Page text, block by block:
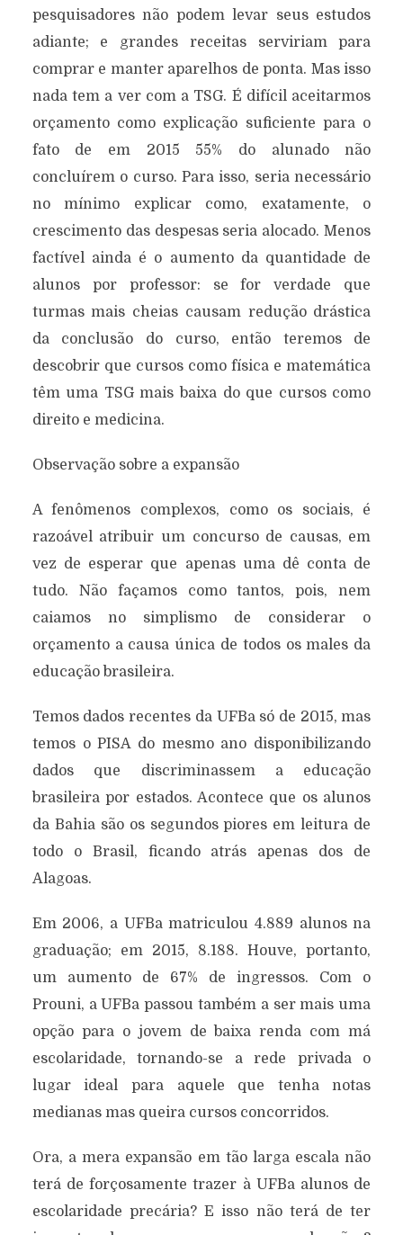
pesquisadores não podem levar seus estudos
adiante; e grandes receitas serviriam para
comprar e manter aparelhos de ponta. Mas isso
nada tem a ver com a TSG. É difícil aceitarmos
orçamento como explicação suficiente para o
fato de em 2015 55% do alunado não
concluírem o curso. Para isso, seria necessário
no mínimo explicar como, exatamente, o
crescimento das despesas seria alocado. Menos
factível ainda é o aumento da quantidade de
alunos por professor: se for verdade que
turmas mais cheias causam redução drástica
da conclusão do curso, então teremos de
descobrir que cursos como física e matemática
têm uma TSG mais baixa do que cursos como
direito e medicina.
Observação sobre a expansão
A fenômenos complexos, como os sociais, é
razoável atribuir um concurso de causas, em
vez de esperar que apenas uma dê conta de
tudo. Não façamos como tantos, pois, nem
caiamos no simplismo de considerar o
orçamento a causa única de todos os males da
educação brasileira.
Temos dados recentes da UFBa só de 2015, mas
temos o PISA do mesmo ano disponibilizando
dados que discriminassem a educação
brasileira por estados. Acontece que os alunos
da Bahia são os segundos piores em leitura de
todo o Brasil, ficando atrás apenas dos de
Alagoas.
Em 2006, a UFBa matriculou 4.889 alunos na
graduação; em 2015, 8.188. Houve, portanto,
um aumento de 67% de ingressos. Com o
Prouni, a UFBa passou também a ser mais uma
opção para o jovem de baixa renda com má
escolaridade, tornando-se a rede privada o
lugar ideal para aquele que tenha notas
medianas mas queira cursos concorridos.
Ora, a mera expansão em tão larga escala não
terá de forçosamente trazer à UFBa alunos de
escolaridade precária? E isso não terá de ter